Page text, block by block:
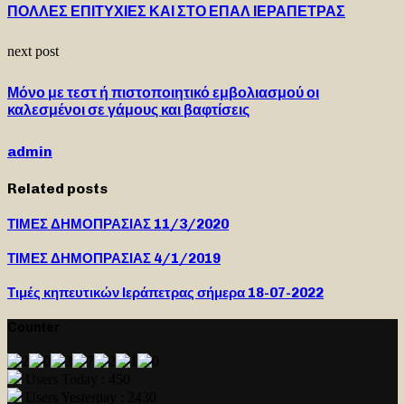
ΠΟΛΛΕΣ ΕΠΙΤΥΧΙΕΣ ΚΑΙ ΣΤΟ ΕΠΑΛ ΙΕΡΑΠΕΤΡΑΣ
next post
Μόνο με τεστ ή πιστοποιητικό εμβολιασμού οι
καλεσμένοι σε γάμους και βαφτίσεις
admin
Related posts
ΤΙΜΕΣ ΔΗΜΟΠΡΑΣΙΑΣ 11/3/2020
ΤΙΜΕΣ ΔΗΜΟΠΡΑΣΙΑΣ 4/1/2019
Τιμές κηπευτικών Ιεράπετρας σήμερα 18-07-2022